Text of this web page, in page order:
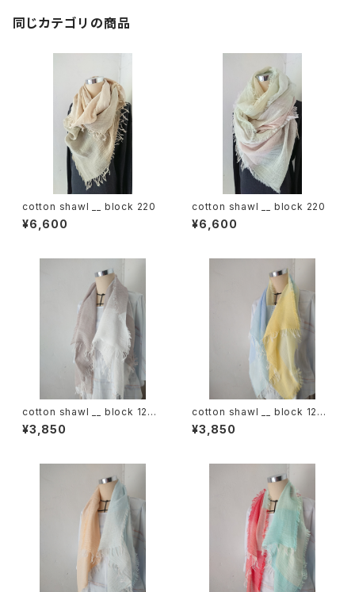
同じカテゴリの商品
cotton shawl __ block 220
¥6,600
cotton shawl __ block 220
¥6,600
cotton shawl __ block 120
白木蓮w
¥3,850
cotton shawl __ block 120
天泣w
¥3,850